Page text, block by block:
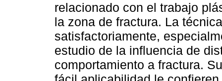
relacionado con el trabajo
la zona de fractura. La
satisfactoriamente,
estudio de la influencia de
comportamiento a fractura.